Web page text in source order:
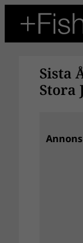
innehåll
Sista
Stora
Annons